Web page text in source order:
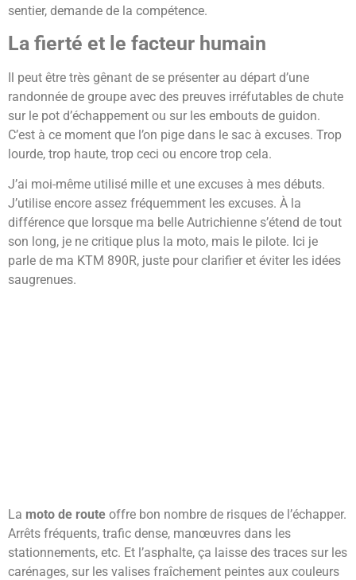
sentier, demande de la compétence.
La fierté et le facteur humain
Il peut être très gênant de se présenter au départ d’une
randonnée de groupe avec des preuves irréfutables de chute
sur le pot d’échappement ou sur les embouts de guidon.
C’est à ce moment que l’on pige dans le sac à excuses. Trop
lourde, trop haute, trop ceci ou encore trop cela.
J’ai moi-même utilisé mille et une excuses à mes débuts.
J’utilise encore assez fréquemment les excuses. À la
différence que lorsque ma belle Autrichienne s’étend de tout
son long, je ne critique plus la moto, mais le pilote. Ici je
parle de ma KTM 890R, juste pour clarifier et éviter les idées
saugrenues.
La moto de route offre bon nombre de risques de l’échapper.
Arrêts fréquents, trafic dense, manœuvres dans les
stationnements, etc. Et l’asphalte, ça laisse des traces sur les
carénages, sur les valises fraîchement peintes aux couleurs